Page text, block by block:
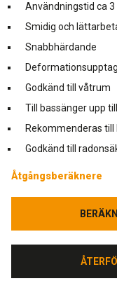
Användningstid ca 3
Smidig och
Snabbhärdande
Godkänd till våtrum
Till bassänger upp
Rekommenderas
Godkänd till
Åtgångsberäknere